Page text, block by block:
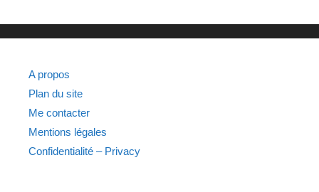
A propos
Plan du site
Me contacter
Mentions légales
Confidentialité – Privacy